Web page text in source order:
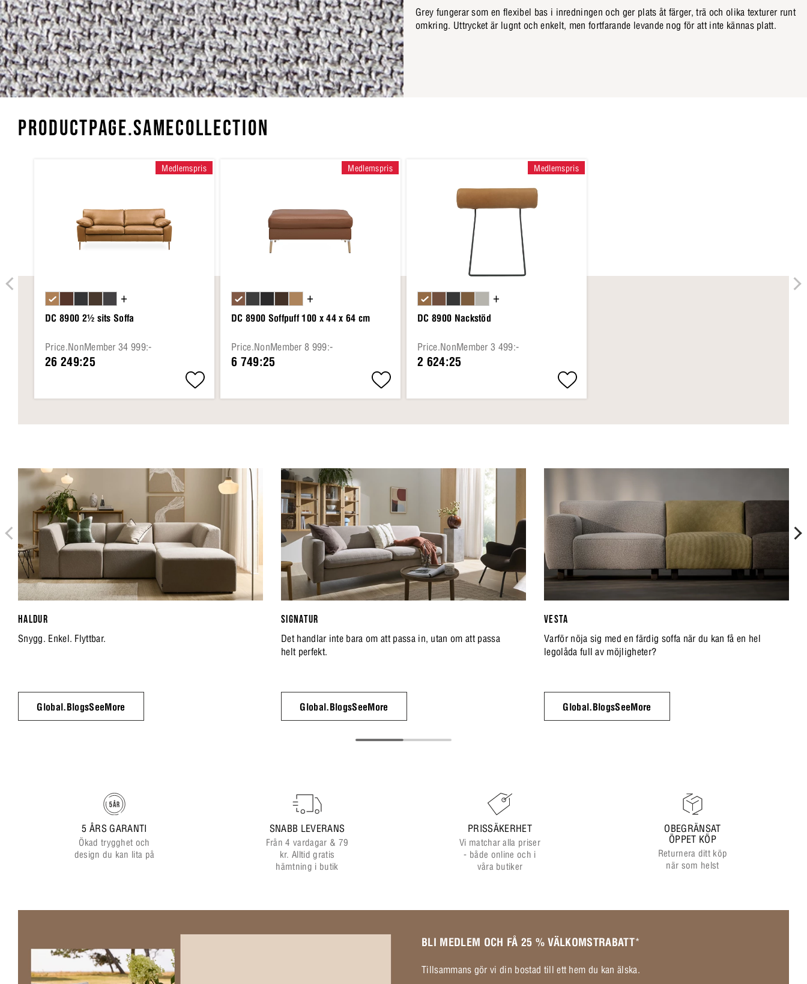
Grey fungerar som en flexibel bas i inredningen och ger plats åt färger, trä och olika texturer runt
omkring. Uttrycket är lugnt och enkelt, men fortfarande levande nog för att inte kännas platt.
PRODUCTPAGE.SAMECOLLECTION
Medlemspris
DC 8900 2½ sits Soffa
Price.NonMember 34 999:-
26 249:25
+
Medlemspris
DC 8900 Soffpuff 100 x 44 x 64 cm
Price.NonMember 8 999:-
6 749:25
+
Medlemspris
DC 8900 Nackstöd
Price.NonMember 3 499:-
2 624:25
+
HALDUR
Snygg. Enkel. Flyttbar.
Global.BlogsSeeMore
SIGNATUR
Det handlar inte bara om att passa in, utan om att passa
helt perfekt.
Global.BlogsSeeMore
VESTA
Varför nöja sig med en färdig soffa när du kan få en hel
legolåda full av möjligheter?
Global.BlogsSeeMore
5 ÅRS GARANTI
Ökad trygghet och
design du kan lita på
SNABB LEVERANS
Från 4 vardagar & 79
kr. Alltid gratis
hämtning i butik
PRISSÄKERHET
Vi matchar alla priser
- både online och i
våra butiker
OBEGRÄNSAT
ÖPPET KÖP
Returnera ditt köp
när som helst
BLI MEDLEM OCH FÅ 25 % VÄLKOMSTRABATT*
Tillsammans gör vi din bostad till ett hem du kan älska.